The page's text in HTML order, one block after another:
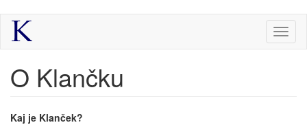
Skip
main
O Klančku
Kaj je Klanček?